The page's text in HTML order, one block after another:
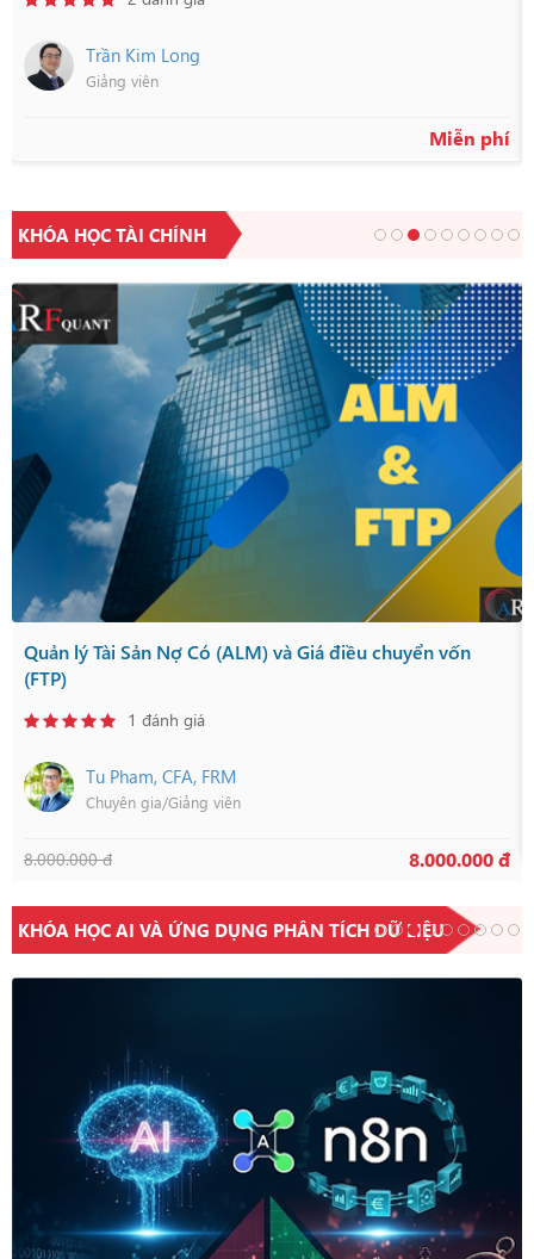
Trần Kim Long
Giảng viên
Miễn phí
KHÓA HỌC TÀI CHÍNH
Quản lý Tài Sản Nợ Có (ALM) và Giá điều chuyển vốn
(FTP)
1 đánh giá
Tu Pham, CFA, FRM
Chuyên gia/Giảng viên
8.000.000 đ 8.000.000 đ
KHÓA HỌC AI VÀ ỨNG DỤNG PHÂN TÍCH DỮ LIỆU